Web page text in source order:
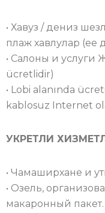
• Хавуз / дениз
плаж хавлулар
• Салоны и услуги
ücretlidir)
• Lobi alanında
kablosuz Internet
УКРЕТЛИ
• Чамаширхане и
• Озель,
макаронный пакет.